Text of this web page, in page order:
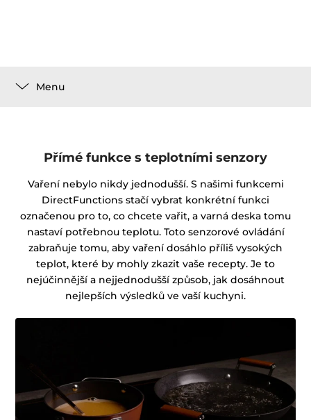
Menu
Přímé funkce s teplotními senzory
Vaření nebylo nikdy jednodušší. S našimi funkcemi
DirectFunctions stačí vybrat konkrétní funkci
označenou pro to, co chcete vařit, a varná deska tomu
nastaví potřebnou teplotu. Toto senzorové ovládání
zabraňuje tomu, aby vaření dosáhlo příliš vysokých
teplot, které by mohly zkazit vaše recepty. Je to
nejúčinnější a nejjednodušší způsob, jak dosáhnout
nejlepších výsledků ve vaší kuchyni.